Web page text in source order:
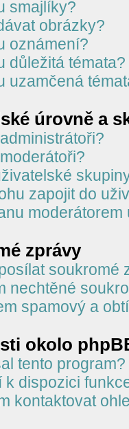
smajlíky?
obrázky?
oznámení?
důležitá témata?
uzamčená
úrovně a
zapojit do
zprávy
soukromé
nechtěné
spamový a
okolo
tento program?
k dispozici
kontaktovat